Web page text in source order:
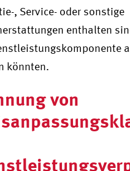
, Service- oder sonstige
enthalten
könnten.
von